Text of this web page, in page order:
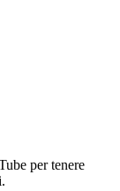
per tenere